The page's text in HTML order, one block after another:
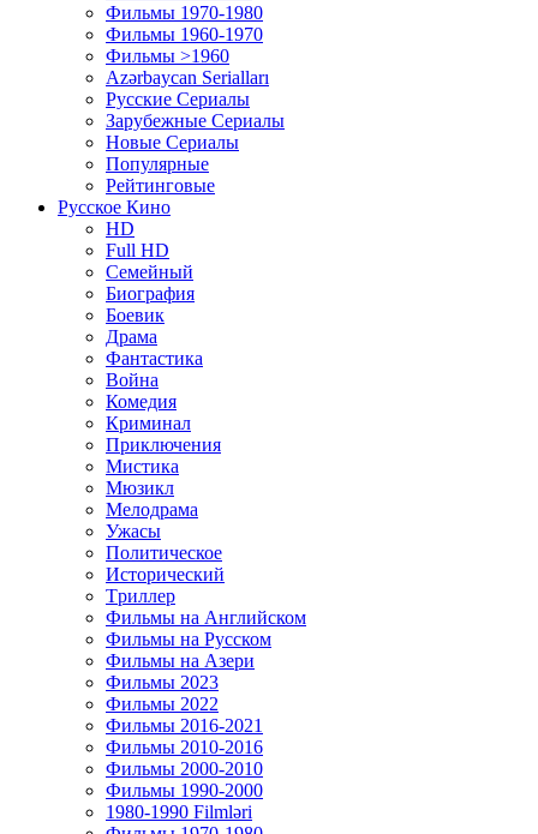
Фильмы 1970-1980
Фильмы 1960-1970
Фильмы >1960
Azərbaycan Serialları
Русские Сериалы
Зарубежные Сериалы
Новые Сериалы
Популярные
Рейтинговые
Русское Кино
HD
Full HD
Семейный
Биография
Боевик
Драма
Фантастика
Война
Комедия
Криминал
Приключения
Мистика
Мюзикл
Мелодрама
Ужасы
Политическое
Исторический
Tриллер
Фильмы на Английском
Фильмы на Русском
Фильмы на Азери
Фильмы 2023
Фильмы 2022
Фильмы 2016-2021
Фильмы 2010-2016
Фильмы 2000-2010
Фильмы 1990-2000
1980-1990 Filmləri